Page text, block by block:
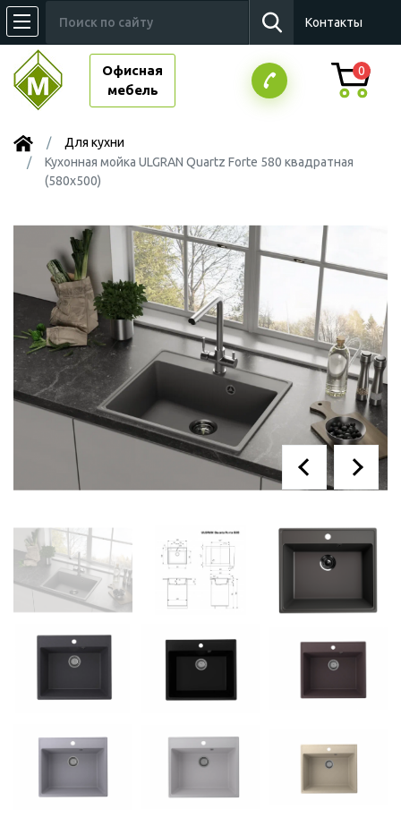
Контакты
Офисная
мебель
0
Для кухни
Кухонная мойка ULGRAN Quartz Forte 580 квадратная
(580х500)